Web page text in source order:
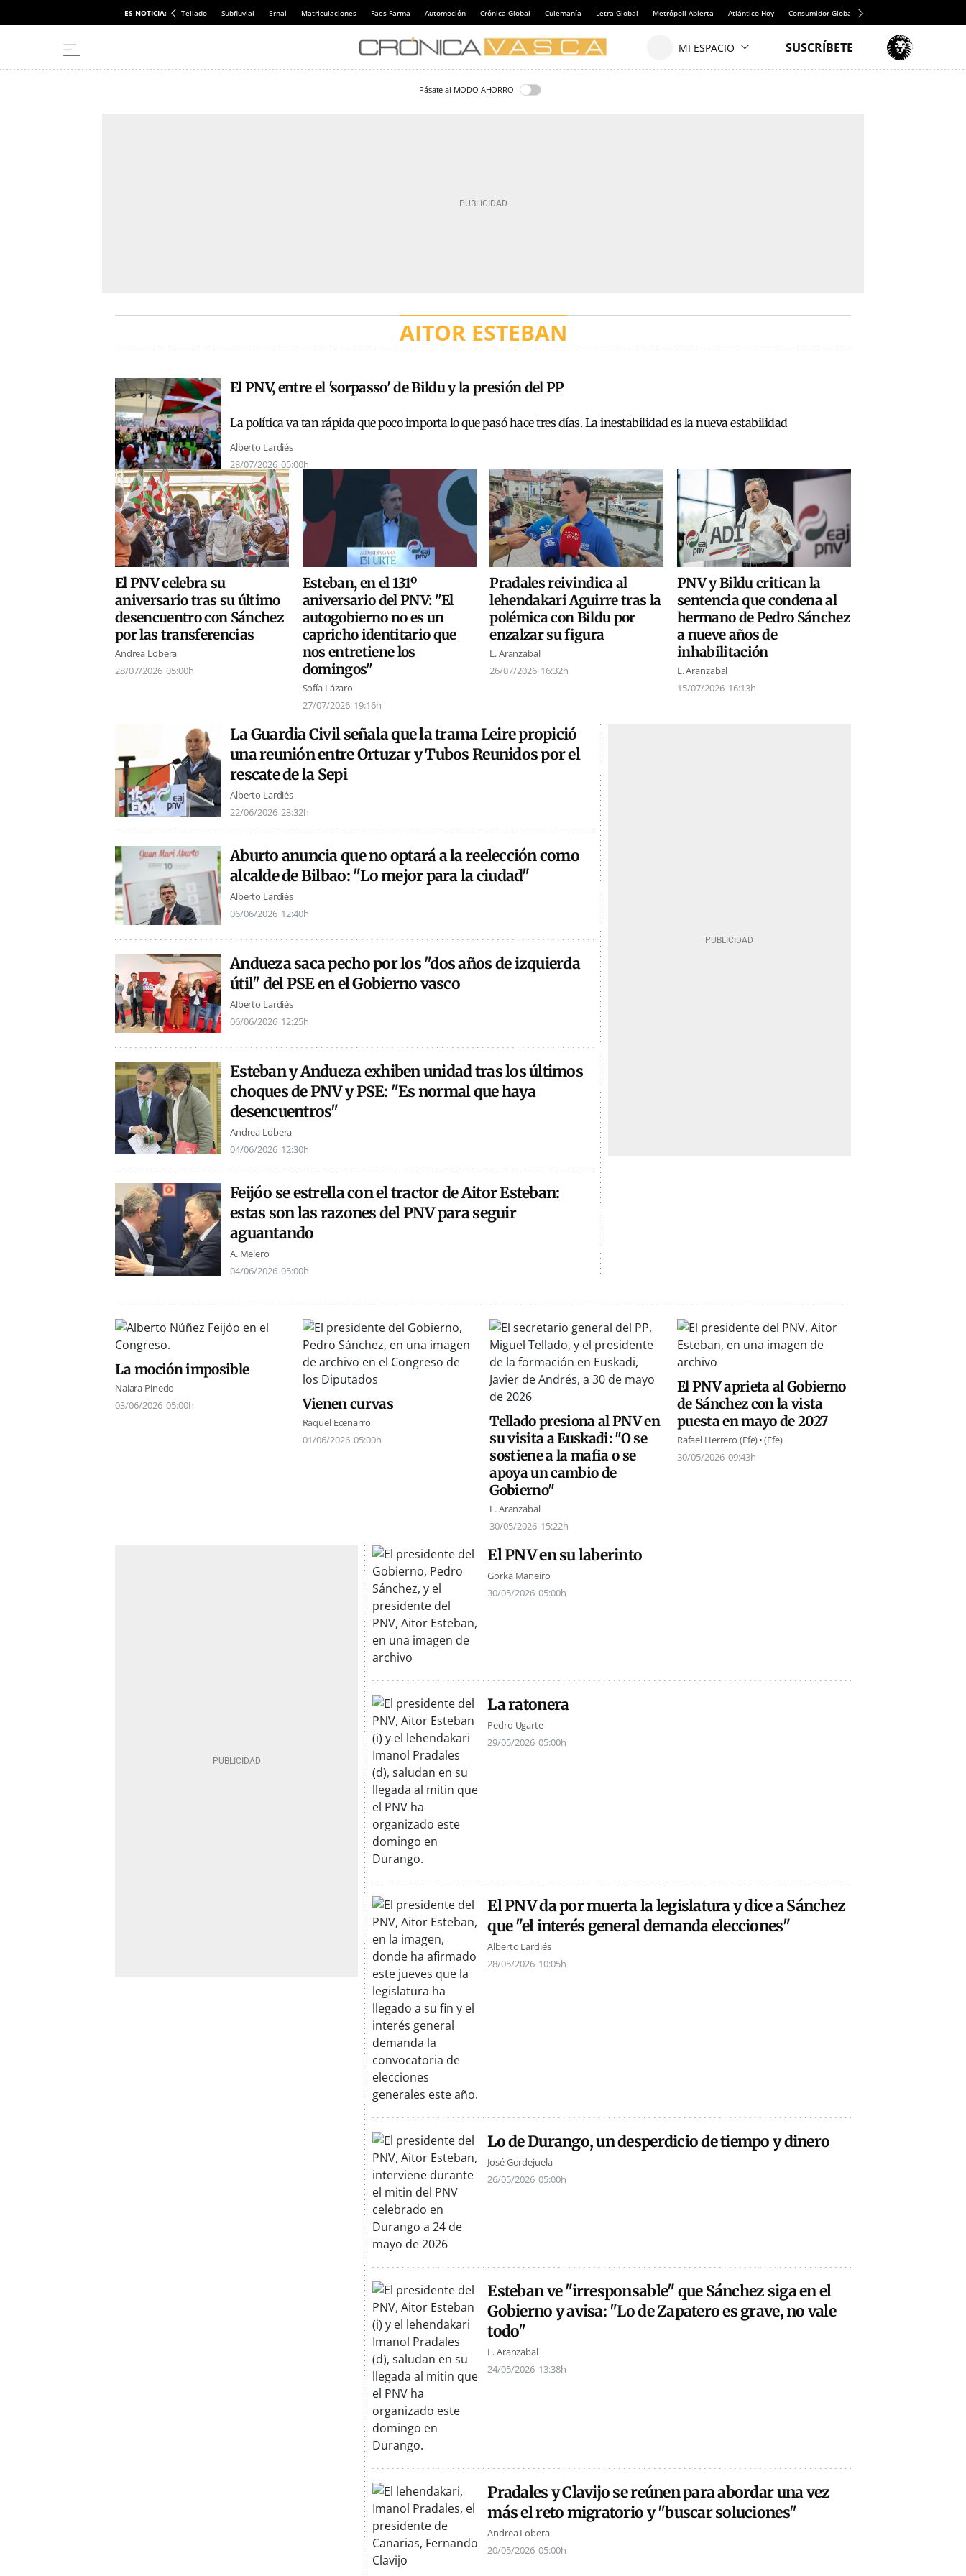
ES NOTICIA: Tellado Subfluvial Ernai Matriculaciones Faes Farma Automoción Crónica Global Culemanía Letra Global Metrópoli Abierta Atlántico Hoy Consumidor Global
Pásate al MODO AHORRO
AITOR ESTEBAN
El PNV, entre el 'sorpasso' de Bildu y la presión del PP
La política va tan rápida que poco importa lo que pasó hace tres días. La inestabilidad es la nueva estabilidad
Alberto Lardiés
28/07/2026 05:00h
El PNV celebra su
aniversario tras su último
desencuentro con Sánchez
por las transferencias
Andrea Lobera
28/07/2026 05:00h
Esteban, en el 131º
aniversario del PNV: "El
autogobierno no es un
capricho identitario que
nos entretiene los
domingos"
Sofía Lázaro
27/07/2026 19:16h
Pradales reivindica al
lehendakari Aguirre tras la
polémica con Bildu por
enzalzar su figura
L. Aranzabal
26/07/2026 16:32h
PNV y Bildu critican la
sentencia que condena al
hermano de Pedro Sánchez
a nueve años de
inhabilitación
L. Aranzabal
15/07/2026 16:13h
La Guardia Civil señala que la trama Leire propició
una reunión entre Ortuzar y Tubos Reunidos por el
rescate de la Sepi
Alberto Lardiés
22/06/2026 23:32h
Aburto anuncia que no optará a la reelección como
alcalde de Bilbao: "Lo mejor para la ciudad"
Alberto Lardiés
06/06/2026 12:40h
Andueza saca pecho por los "dos años de izquierda
útil" del PSE en el Gobierno vasco
Alberto Lardiés
06/06/2026 12:25h
Esteban y Andueza exhiben unidad tras los últimos
choques de PNV y PSE: "Es normal que haya
desencuentros"
Andrea Lobera
04/06/2026 12:30h
Feijóo se estrella con el tractor de Aitor Esteban:
estas son las razones del PNV para seguir
aguantando
A. Melero
04/06/2026 05:00h
La moción imposible
Naiara Pinedo
03/06/2026 05:00h Vienen curvas
Raquel Ecenarro
01/06/2026 05:00h
Tellado presiona al PNV en
su visita a Euskadi: "O se
sostiene a la mafia o se
apoya un cambio de
Gobierno"
L. Aranzabal
30/05/2026 15:22h
El PNV aprieta al Gobierno
de Sánchez con la vista
puesta en mayo de 2027
Rafael Herrero (Efe) (Efe)
30/05/2026 09:43h
El PNV en su laberinto
Gorka Maneiro
30/05/2026 05:00h
La ratonera
Pedro Ugarte
29/05/2026 05:00h
El PNV da por muerta la legislatura y dice a Sánchez
que "el interés general demanda elecciones"
Alberto Lardiés
28/05/2026 10:05h
Lo de Durango, un desperdicio de tiempo y dinero
José Gordejuela
26/05/2026 05:00h
Esteban ve "irresponsable" que Sánchez siga en el
Gobierno y avisa: "Lo de Zapatero es grave, no vale
todo"
L. Aranzabal
24/05/2026 13:38h
Pradales y Clavijo se reúnen para abordar una vez
más el reto migratorio y "buscar soluciones"
Andrea Lobera
20/05/2026 05:00h